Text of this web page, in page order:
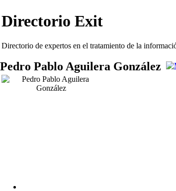
Directorio Exit
Directorio de expertos en el tratamiento de la
Pedro Pablo Aguilera González